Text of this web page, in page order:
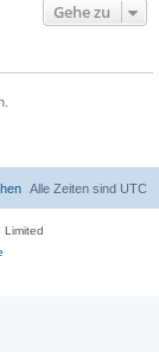
Gehe zu
Alle Zeiten sind UTC
Limited